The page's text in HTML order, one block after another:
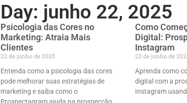
Day: junho 22, 2025
Psicologia das Cores no
Marketing: Atraia Mais
Clientes
22 de junho de 2025
Entenda como a psicologia das cores
pode melhorar suas estratégias de
marketing e saiba como o
Como
Digital:
Instagram
22 de junho de
Aprenda como
digital com a
Instagram